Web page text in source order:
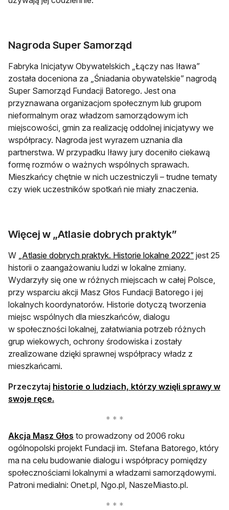
Nagroda Super Samorząd
Fabryka Inicjatyw Obywatelskich „Łączy nas Iława”
została doceniona za „Śniadania obywatelskie” nagrodą
Super Samorząd Fundacji Batorego. Jest ona
przyznawana organizacjom społecznym lub grupom
nieformalnym oraz władzom samorządowym ich
miejscowości, gmin za realizację oddolnej inicjatywy we
współpracy. Nagroda jest wyrazem uznania dla
partnerstwa. W przypadku Iławy jury doceniło ciekawą
formę rozmów o ważnych wspólnych sprawach.
Mieszkańcy chętnie w nich uczestniczyli – trudne tematy
czy wiek uczestników spotkań nie miały znaczenia.
Więcej w „Atlasie dobrych praktyk”
W „Atlasie dobrych praktyk. Historie lokalne 2022”otwiera
jest 25
historii o zaangażowaniu ludzi w lokalne zmiany.
Wydarzyły się one w różnych miejscach w całej Polsce,
przy wsparciu akcji Masz Głos Fundacji Batorego i jej
lokalnych koordynatorów. Historie dotyczą tworzenia
miejsc wspólnych dla mieszkańców, dialogu
w społeczności lokalnej, załatwiania potrzeb różnych
grup wiekowych, ochrony środowiska i zostały
zrealizowane dzięki sprawnej współpracy władz z
mieszkańcami.
Przeczytaj historie o ludziach, którzy wzięli sprawy w
swoje ręce.
Akcja Masz Głos otwiera się w nowej karcie
to prowadzony od 2006 roku
ogólnopolski projekt Fundacji im. Stefana Batorego, który
ma na celu budowanie dialogu i współpracy pomiędzy
społecznościami lokalnymi a władzami samorządowymi.
Patroni medialni: Onet.pl, Ngo.pl, NaszeMiasto.pl.